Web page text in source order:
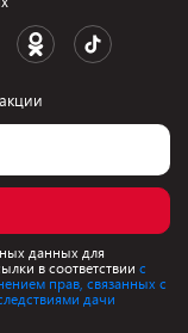
данных для
в соответствии с
прав, связанных с
дачи